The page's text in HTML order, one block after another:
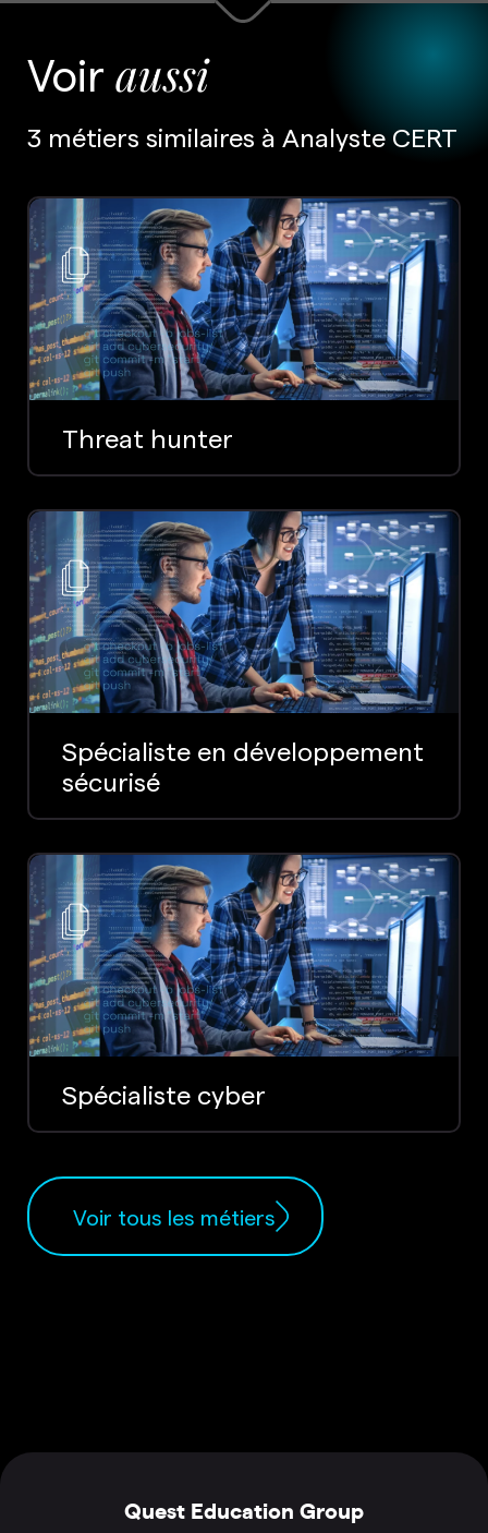
Voir aussi
3 métiers similaires à Analyste CERT
Threat hunter
Spécialiste en développement
sécurisé
Spécialiste cyber
Voir tous les métiers
Quest Education Group